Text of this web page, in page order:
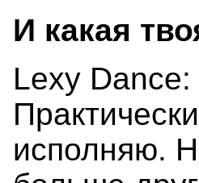
И какая
Lexy
исполняю.